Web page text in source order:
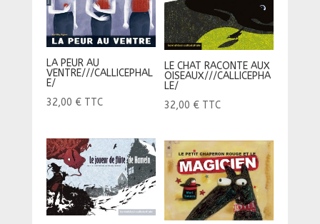
LA PEUR AU
VENTRE///CALLICEPHAL
E/
32,00 € TTC
LE CHAT RACONTE AUX
OISEAUX///CALLICEPHA
LE/
32,00 € TTC